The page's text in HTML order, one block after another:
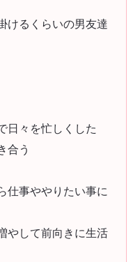
けるくらいの男友達
日々を忙しくした
合う
仕事ややりたい事に
やして前向きに生活